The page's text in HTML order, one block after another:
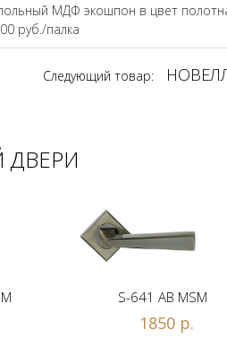
МДФ экошпон в цвет
руб./палка
Следующий товар:
ДВЕРИ
S-641 AB MSM
1850 р.